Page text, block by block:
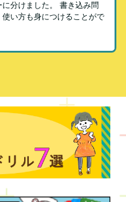
分けました。 書き込み問
い方も身につけることがで